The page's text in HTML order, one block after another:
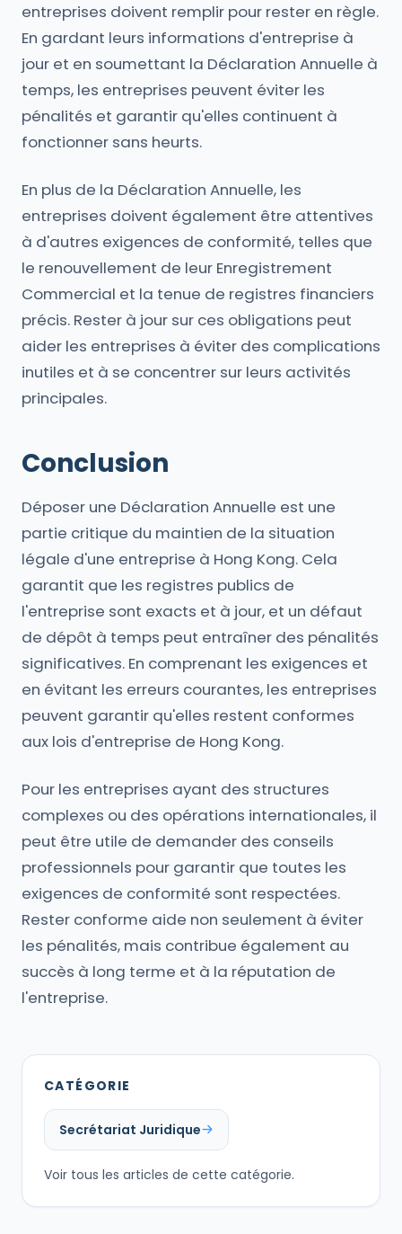
entreprises doivent remplir pour rester en règle.
En gardant leurs informations d'entreprise à
jour et en soumettant la Déclaration Annuelle à
temps, les entreprises peuvent éviter les
pénalités et garantir qu'elles continuent à
fonctionner sans heurts.
En plus de la Déclaration Annuelle, les
entreprises doivent également être attentives
à d'autres exigences de conformité, telles que
le renouvellement de leur Enregistrement
Commercial et la tenue de registres financiers
précis. Rester à jour sur ces obligations peut
aider les entreprises à éviter des complications
inutiles et à se concentrer sur leurs activités
principales.
Conclusion
Déposer une Déclaration Annuelle est une
partie critique du maintien de la situation
légale d'une entreprise à Hong Kong. Cela
garantit que les registres publics de
l'entreprise sont exacts et à jour, et un défaut
de dépôt à temps peut entraîner des pénalités
significatives. En comprenant les exigences et
en évitant les erreurs courantes, les entreprises
peuvent garantir qu'elles restent conformes
aux lois d'entreprise de Hong Kong.
Pour les entreprises ayant des structures
complexes ou des opérations internationales, il
peut être utile de demander des conseils
professionnels pour garantir que toutes les
exigences de conformité sont respectées.
Rester conforme aide non seulement à éviter
les pénalités, mais contribue également au
succès à long terme et à la réputation de
l'entreprise.
CATÉGORIE
Secrétariat Juridique
Voir tous les articles de cette catégorie.